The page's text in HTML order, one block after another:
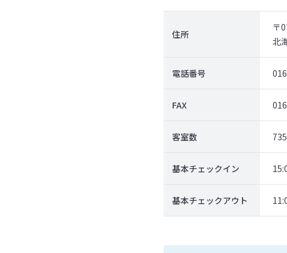
住所
〒
北
電話番号
FAX
客室数
基本チェックイン
基本チェックアウト